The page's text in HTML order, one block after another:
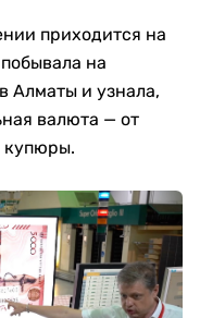
приходится на
побывала на
Алматы и узнала,
валюта — от
купюры.